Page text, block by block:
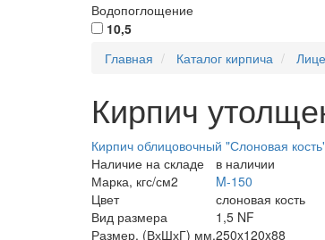
Водопоглощение
10,5
Главная
Каталог кирпича
Кирпич
Кирпич облицовочный "Слоновая
Наличие на складе
в наличии
Марка, кгс/см2
M-150
Цвет
слоновая кость
Вид размера
1,5 NF
Размер, (ВхШхГ) мм.250x120x88